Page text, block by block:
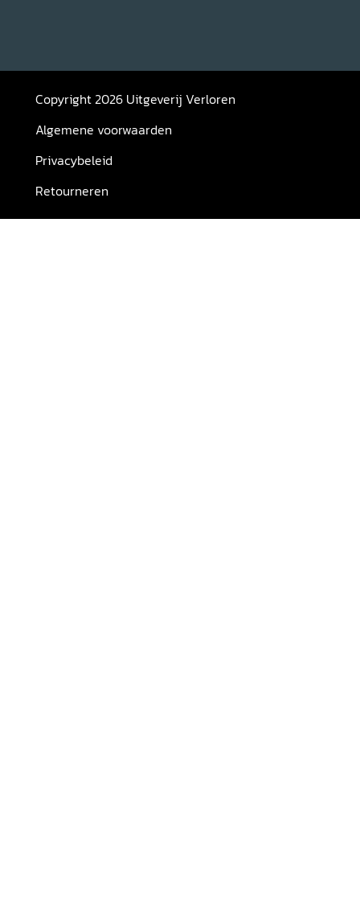
Copyright 2026 Uitgeverij Verloren
Algemene voorwaarden
Privacybeleid
Retourneren